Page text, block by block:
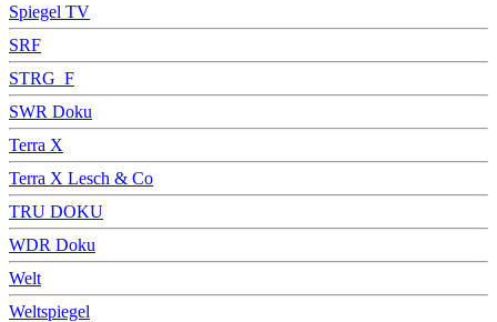
Spiegel TV
SRF
STRG_F
SWR Doku
Terra X
Terra X Lesch & Co
TRU DOKU
WDR Doku
Welt
Weltspiegel